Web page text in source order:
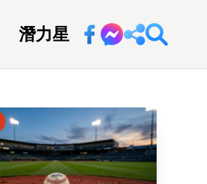
潛力星 回新聞網